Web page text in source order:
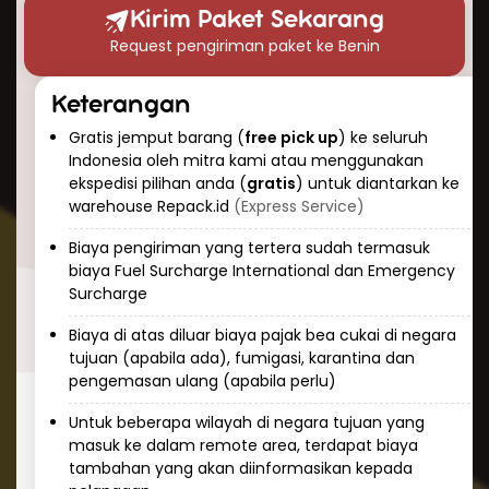
selalu memantau paket Anda selama
perjalanan dan memberikan informasi
mengetahui status pengiriman kapan saja.
Cara Kirim Dokumen ke Benin
dengan Aman
Mengirim dokumen penting ke Benin
membutuhkan penanganan khusus dan
keamanan tinggi. Repack.id menawarkan
layanan khusus untuk pengiriman dokumen ke
Benin dengan:
Kemasan yang aman dan tahan air
Prioritas penanganan
Pelacakan real-time
Asuransi dokumen
Layanan pengiriman express khusus
dokumen
Dokumen yang sering dikirim ke Benin meliputi:
Kirim Paket Sekarang
Request pengiriman paket ke Benin
Keterangan
Gratis jemput barang (free pick up) ke seluruh
Indonesia oleh mitra kami atau menggunakan
ekspedisi pilihan anda (gratis) untuk diantarkan ke
warehouse Repack.id (Express Service)
Biaya pengiriman yang tertera sudah termasuk
biaya Fuel Surcharge International dan Emergency
Surcharge
Biaya di atas diluar biaya pajak bea cukai di negara
tujuan (apabila ada), fumigasi, karantina dan
pengemasan ulang (apabila perlu)
Untuk beberapa wilayah di negara tujuan yang
masuk ke dalam remote area, terdapat biaya
tambahan yang akan diinformasikan kepada